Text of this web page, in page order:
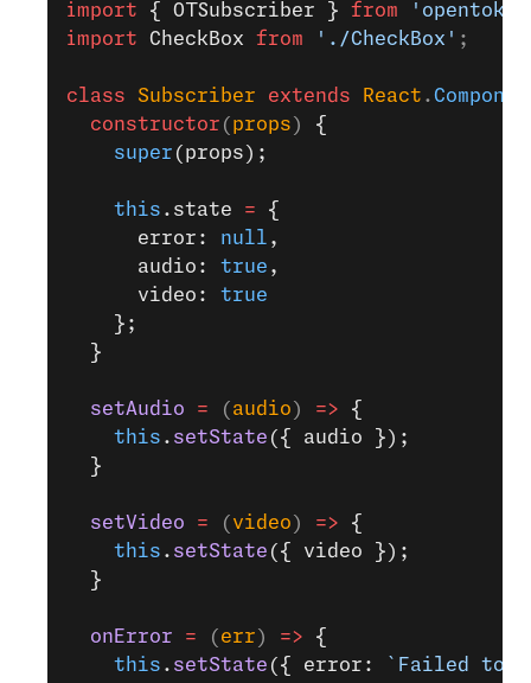
import { OTSubscriber } from 'opentok-
import CheckBox from './CheckBox' ;
class Subscriber extends React .
  constructor
( props ) {
    super
(props);
    this
.state = {
      error:
null ,
      audio:
true ,
      video:
true
    };
  }
  setAudio
= ( audio ) => {
    this
. setState ({ audio });
  }
  setVideo
= ( video ) => {
    this
. setState ({ video });
  }
  onError
= ( err ) => {
    this
. setState ({ error:
`Failed to